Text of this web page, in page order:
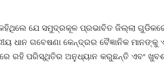
ଯେ ସମୁଦ୍ରକୂଳ ପ୍ରଭାବିତ ଜିଲ୍ଲା
ଗବେଷଣା କେନ୍ଦ୍ରର ବୈଜ୍ଞାନିକ ମାନଙ୍କୁ
ରହି ପରିସ୍ଥିତିର ଅନୁଧ୍ୟାନ କରୁଛନ୍ତି ଏବଂ